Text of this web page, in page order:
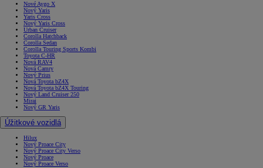
Nové Aygo X
Nový Yaris
Yaris Cross
Nový Yaris Cross
Urban Cruiser
Corolla Hatchback
Corolla Sedan
Corolla Touring Sports Kombi
Toyota C-HR
Nová RAV4
Nová Camry
Nový Prius
Nová Toyota bZ4X
Nová Toyota bZ4X Touring
Nový Land Cruiser 250
Mirai
Nový GR Yaris
Úžitkové vozidlá
Hilux
Nový Proace City
Nový Proace City Verso
Nový Proace
Nový Proace Verso